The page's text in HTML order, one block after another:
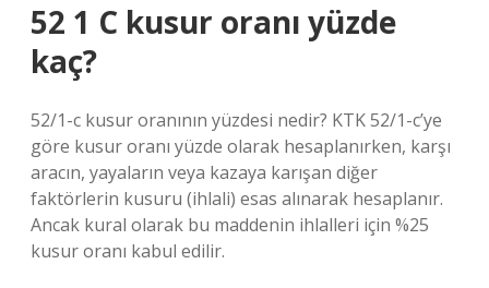
52 1 C kusur oranı yüzde
kaç?
52/1-c kusur oranının yüzdesi nedir? KTK 52/1-c’ye
göre kusur oranı yüzde olarak hesaplanırken, karşı
aracın, yayaların veya kazaya karışan diğer
faktörlerin kusuru (ihlali) esas alınarak hesaplanır.
Ancak kural olarak bu maddenin ihlalleri için %25
kusur oranı kabul edilir.